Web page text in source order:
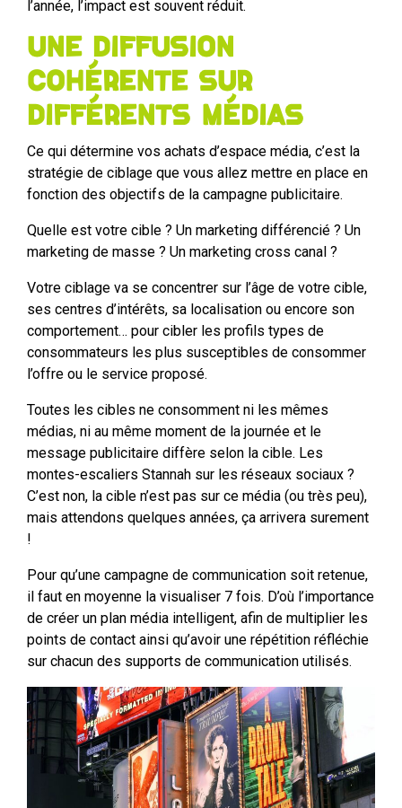
l’année, l’impact est souvent réduit.
Une diffusion
cohérente sur
différents médias
Ce qui détermine vos achats d’espace média, c’est la
stratégie de ciblage que vous allez mettre en place en
fonction des objectifs de la campagne publicitaire.
Quelle est votre cible ? Un marketing différencié ? Un
marketing de masse ? Un marketing cross canal ?
Votre ciblage va se concentrer sur l’âge de votre cible,
ses centres d’intérêts, sa localisation ou encore son
comportement… pour cibler les profils types de
consommateurs les plus susceptibles de consommer
l’offre ou le service proposé.
Toutes les cibles ne consomment ni les mêmes
médias, ni au même moment de la journée et le
message publicitaire diffère selon la cible. Les
montes-escaliers Stannah sur les réseaux sociaux ?
C’est non, la cible n’est pas sur ce média (ou très peu),
mais attendons quelques années, ça arrivera surement
!
Pour qu’une campagne de communication soit retenue,
il faut en moyenne la visualiser 7 fois. D’où l’importance
de créer un plan média intelligent, afin de multiplier les
points de contact ainsi qu’avoir une répétition réfléchie
sur chacun des supports de communication utilisés.